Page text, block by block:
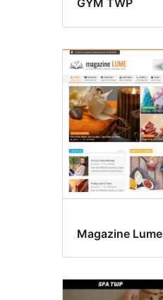
GYM TWP
Magazine Lume